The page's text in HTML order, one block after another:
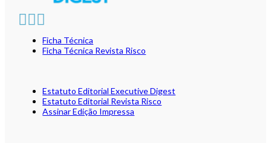
Ficha Técnica
Ficha Técnica Revista Risco
Estatuto Editorial Executive Digest
Estatuto Editorial Revista Risco
Assinar Edição Impressa